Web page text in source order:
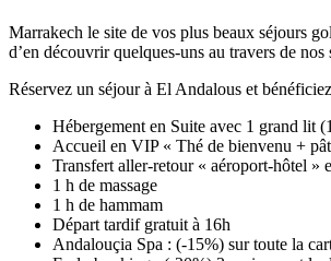
Marrakech le site de vos plus beaux séjours
d’en découvrir quelques-uns au travers de
Réservez un séjour à El Andalous et
Hébergement en Suite avec 1 grand lit
Accueil en VIP « Thé de bienvenu +
Transfert aller-retour « aéroport-hôtel »
1 h de massage
1 h de hammam
Départ tardif gratuit à 16h
Andalouçia Spa : (-15%) sur toute la